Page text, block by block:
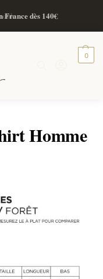
France dès 140€
0
Homme